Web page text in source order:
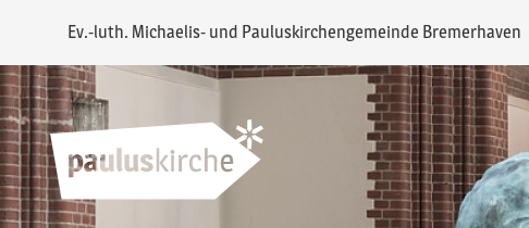
Ev.-luth. Michaelis- und Pauluskirchengemeinde Bremerhaven